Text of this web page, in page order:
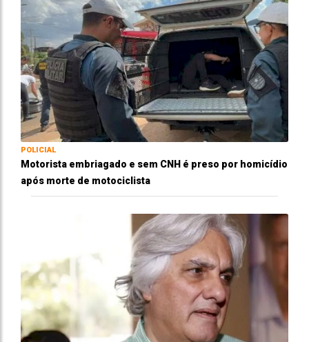
POLICIAL
Motorista embriagado e sem CNH é preso por homicídio
após morte de motociclista